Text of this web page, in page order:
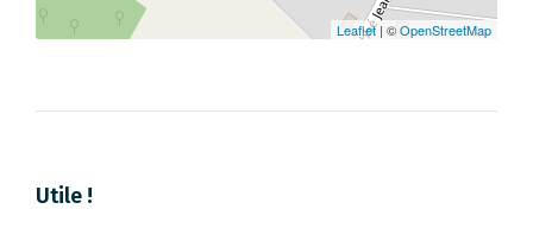
Leaflet| ©OpenStreetMap
Utile !